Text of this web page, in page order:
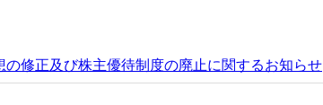
修正及び株主優待制度の廃止に関するお知らせ